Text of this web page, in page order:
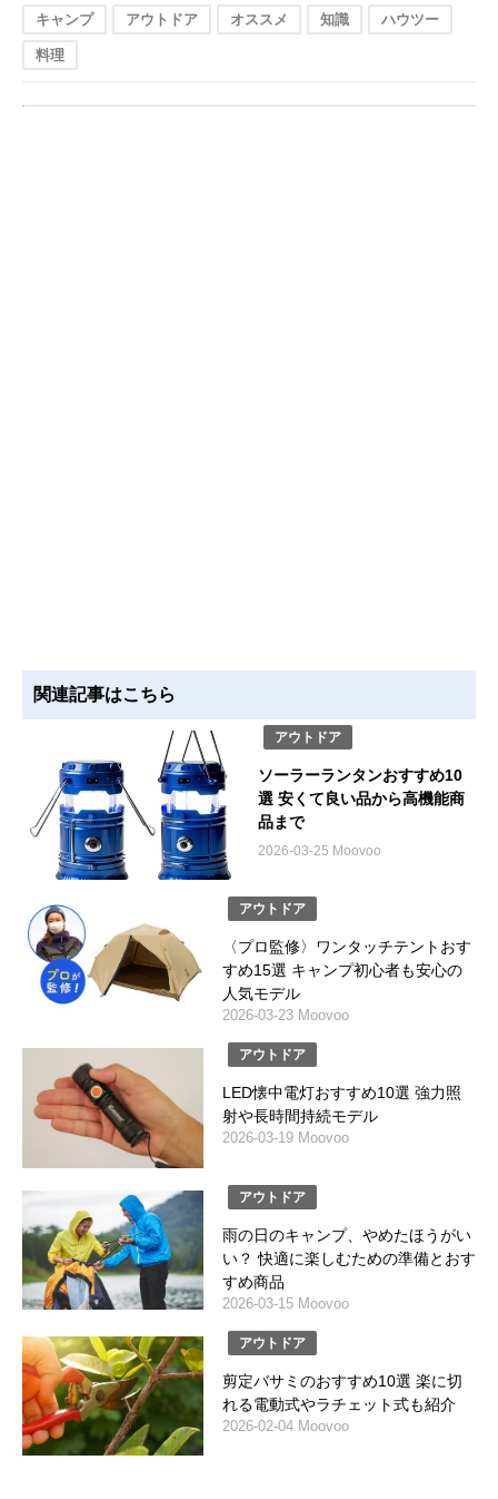
キャンプ アウトドア オススメ 知識 ハウツー
料理
関連記事はこちら
アウトドア
ソーラーランタンおすすめ10
選 安くて良い品から高機能商
品まで
2026-03-25 Moovoo
アウトドア
〈プロ監修〉ワンタッチテントおす
すめ15選 キャンプ初心者も安心の
人気モデル
2026-03-23 Moovoo
アウトドア
LED懐中電灯おすすめ10選 強力照
射や長時間持続モデル
2026-03-19 Moovoo
アウトドア
雨の日のキャンプ、やめたほうがい
い？ 快適に楽しむための準備とおす
すめ商品
2026-03-15 Moovoo
アウトドア
剪定バサミのおすすめ10選 楽に切
れる電動式やラチェット式も紹介
2026-02-04 Moovoo